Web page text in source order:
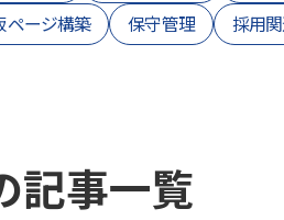
ページ構築 保守管理 採用
記事一覧